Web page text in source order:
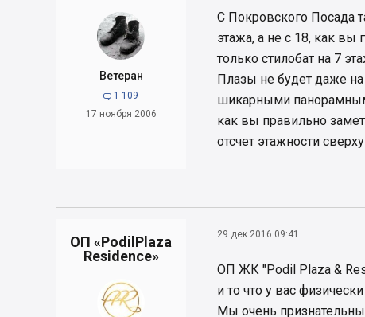
Ветеран
 1 109
17 ноября 2006
С Покровского Посада
этажа, а не с 18, как вы
только стилобат на 7
Плазы не будет даже
шикарными
как вы правильно
отсчет этажности
ОП «PodilPlaza
Residence»
29 дек 2016 09:41
ОП ЖК "Podil Plaza &
и то что у вас
Мы очень признательны